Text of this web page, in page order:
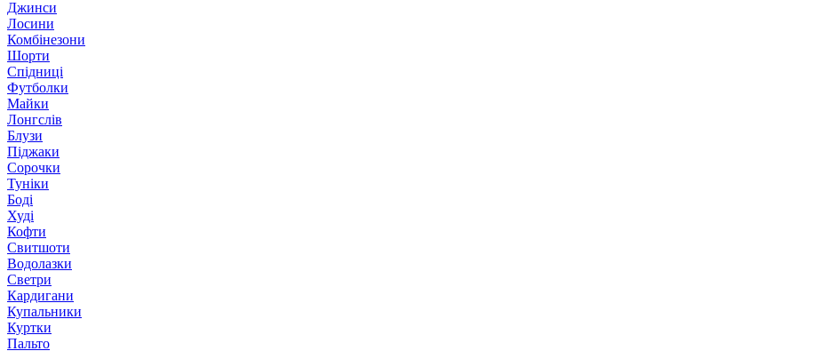
Джинси
Лосини
Комбінезони
Шорти
Спідниці
Футболки
Майки
Лонгслів
Блузи
Піджаки
Сорочки
Туніки
Боді
Худі
Кофти
Свитшоти
Водолазки
Светри
Кардигани
Купальники
Куртки
Пальто